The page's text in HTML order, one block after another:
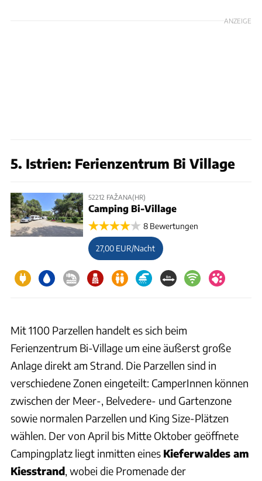
ANZEIGE
5. Istrien: Ferienzentrum Bi Village
52212 FAŽANA(HR)
Camping Bi-Village
8 Bewertungen
27,00 EUR/Nacht
Mit 1100 Parzellen handelt es sich beim
Ferienzentrum Bi-Village um eine äußerst große
Anlage direkt am Strand. Die Parzellen sind in
verschiedene Zonen eingeteilt: CamperInnen können
zwischen der Meer-, Belvedere- und Gartenzone
sowie normalen Parzellen und King Size-Plätzen
wählen. Der von April bis Mitte Oktober geöffnete
Campingplatz liegt inmitten eines Kieferwaldes am
Kiesstrand, wobei die Promenade der